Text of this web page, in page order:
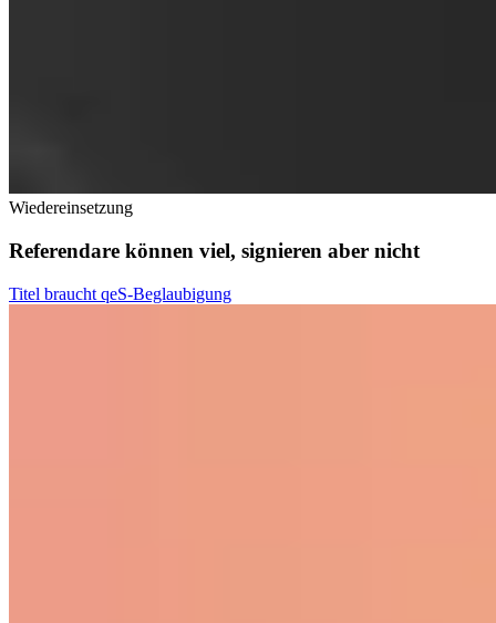
Wiedereinsetzung
Referendare können viel, signieren aber nicht
Titel braucht qeS-Beglaubigung